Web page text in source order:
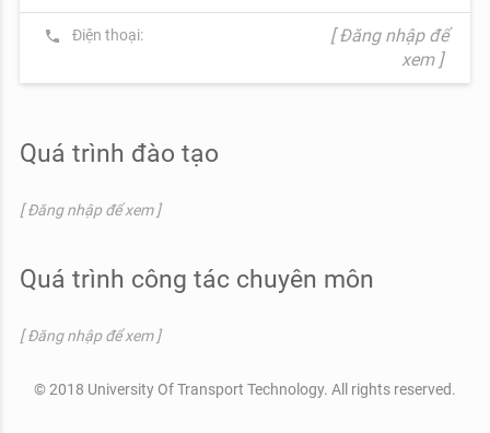
phone Điện thoại:
[ Đăng nhập để
xem ]
Quá trình đào tạo
[ Đăng nhập để xem ]
Quá trình công tác chuyên môn
[ Đăng nhập để xem ]
© 2018 University Of Transport Technology. All rights reserved.